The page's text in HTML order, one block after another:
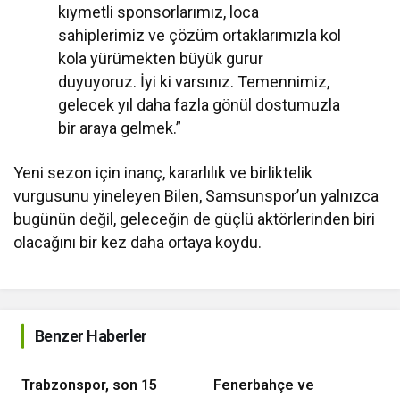
kıymetli sponsorlarımız, loca
sahiplerimiz ve çözüm ortaklarımızla kol
kola yürümekten büyük gurur
duyuyoruz. İyi ki varsınız. Temennimiz,
gelecek yıl daha fazla gönül dostumuzla
bir araya gelmek.”
Yeni sezon için inanç, kararlılık ve birliktelik
vurgusunu yineleyen Bilen, Samsunspor’un yalnızca
bugünün değil, geleceğin de güçlü aktörlerinden biri
olacağını bir kez daha ortaya koydu.
Benzer Haberler
Trabzonspor, son 15
Fenerbahçe ve